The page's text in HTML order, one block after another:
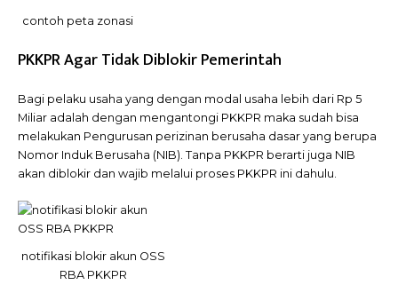
contoh peta zonasi
PKKPR Agar Tidak Diblokir Pemerintah
Bagi pelaku usaha yang dengan modal usaha lebih dari Rp 5
Miliar adalah dengan mengantongi PKKPR maka sudah bisa
melakukan Pengurusan perizinan berusaha dasar yang berupa
Nomor Induk Berusaha (NIB). Tanpa PKKPR berarti juga NIB
akan diblokir dan wajib melalui proses PKKPR ini dahulu.
notifikasi blokir akun OSS
RBA PKKPR